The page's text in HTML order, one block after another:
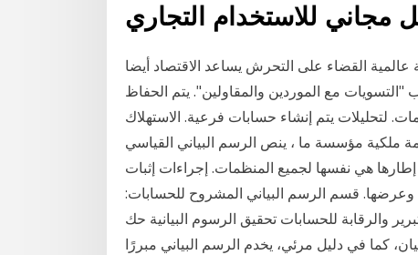
عالمية القضاء على التحرش يساعد الاقتصاد أيضا
للحسابات 60 ، يسمى الحساب "التسويات مع الموردين والمقاولين". يتم الحفاظ
لتحليلات يتم إنشاء حسابات فرعية. الاستهلاك
ملكية مؤسسة ما ، ينص الرسم البياني القياسي
في إطارها هي نفسها لجميع المنظمات. إجراءات إثبات
وعرضها. قسم الرسم البياني المشروح للحسابات:
والرقابة للحسابات تحقيق الرسوم البيانية حك
كما في دليل مرئي، يخدم الرسم البياني مبررًا